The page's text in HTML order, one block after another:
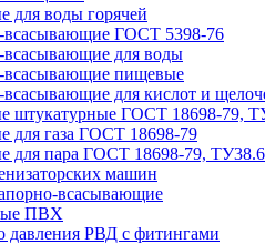
для воды горячей
всасывающие ГОСТ 5398-76
всасывающие для воды
всасывающие пищевые
всасывающие для кислот и
штукатурные ГОСТ 18698-79,
для газа ГОСТ 18698-79
для пара ГОСТ 18698-79,
машин
всасывающие
ПВХ
давления РВД с фитингами